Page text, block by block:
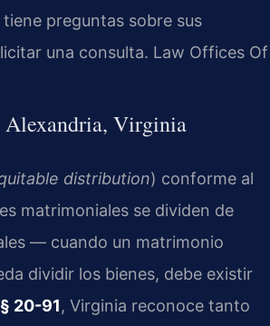
preguntas sobre sus
una consulta. Law Offices Of
Alexandria, Virginia
distribution) conforme al
matrimoniales se dividen de
— cuando un matrimonio
dividir los bienes, debe existir
20-91, Virginia reconoce tanto